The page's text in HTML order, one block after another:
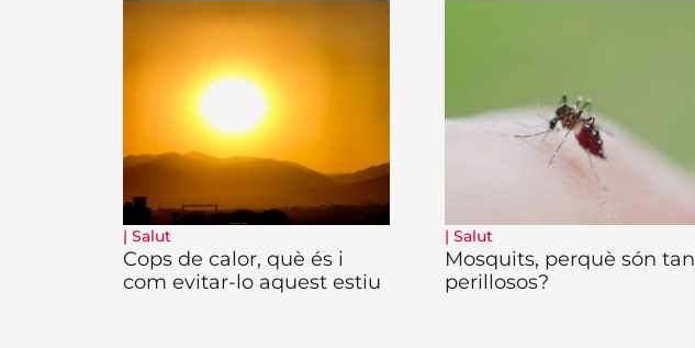
| Salut
Cops de calor, què és i
com evitar-lo aquest estiu
| Salut
Mosquits, perquè són tan
perillosos?